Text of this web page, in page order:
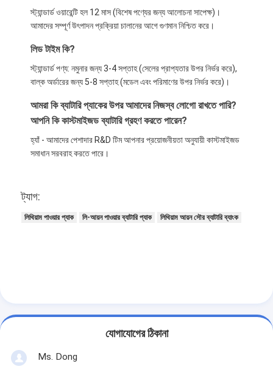
স্ট্যান্ডার্ড ওয়ারেন্টি হল 12 মাস (বিশেষ পণ্যের জন্য আলোচনা সাপেক্ষ)।
আমাদের সম্পূর্ণ উৎপাদন প্রক্রিয়া চালানের আগে গুণমান নিশ্চিত করে।
লিড টাইম কি?
স্ট্যান্ডার্ড পণ্য: নমুনার জন্য 3-4 সপ্তাহ (সেলের প্রাপ্যতার উপর নির্ভর করে),
বাল্ক অর্ডারের জন্য 5-8 সপ্তাহ (মডেল এবং পরিমাণের উপর নির্ভর করে)।
আমরা কি ব্যাটারি প্যাকের উপর আমাদের নিজস্ব লোগো রাখতে পারি?
আপনি কি কাস্টমাইজড ব্যাটারি গ্রহণ করতে পারেন?
হ্যাঁ - আমাদের পেশাদার R&D টিম আপনার প্রয়োজনীয়তা অনুযায়ী কাস্টমাইজড
সমাধান সরবরাহ করতে পারে।
ট্যাগ:
লিথিয়াম পাওয়ার প্যাক লি-আয়ন পাওয়ার ব্যাটারি প্যাক লিথিয়াম আয়ন সৌর ব্যাটারি ব্যাংক
যোগাযোগের ঠিকানা
Ms. Dong